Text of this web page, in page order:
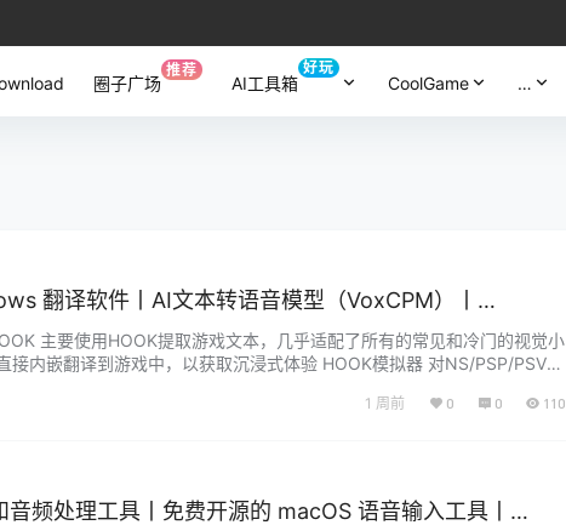
圈子广场
推荐
AI工具箱
好玩
CoolGame …
翻译软件丨AI文本转语音模型（VoxCPM）丨
主要使用HOOK提取游戏文本，几乎适配了所有的常见和冷门的视觉小
接内嵌翻译到游戏中，以获取沉浸式体验 HOOK模拟器 对NS/PSP/PSV/P
活的读取任意文本 丰富…...
1 周前 0 0 110
频处理工具丨免费开源的 macOS 语音输入工具丨